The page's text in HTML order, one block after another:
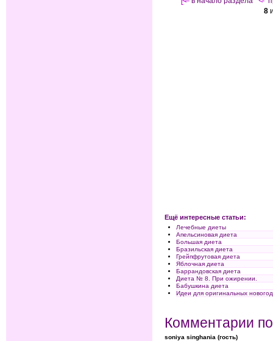
8
Ещё интересные статьи:
Лечебные диеты
Апельсиновая диета
Большая диета
Бразильская диета
Грейпфрутовая диета
Яблочная диета
Баррандовская диета
Диета № 8. При ожирении.
Бабушкина диета
Идеи для оригинальных
Комментарии
soniya singhania (гость)